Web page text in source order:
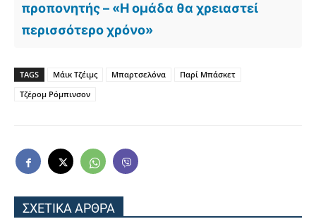
προπονητής – «Η ομάδα θα χρειαστεί
περισσότερο χρόνο»
TAGS Μάικ Τζέιμς Μπαρτσελόνα
Παρί Μπάσκετ
Τζέρομ Ρόμπινσον
ΣΧΕΤΙΚΑ ΑΡΘΡΑ